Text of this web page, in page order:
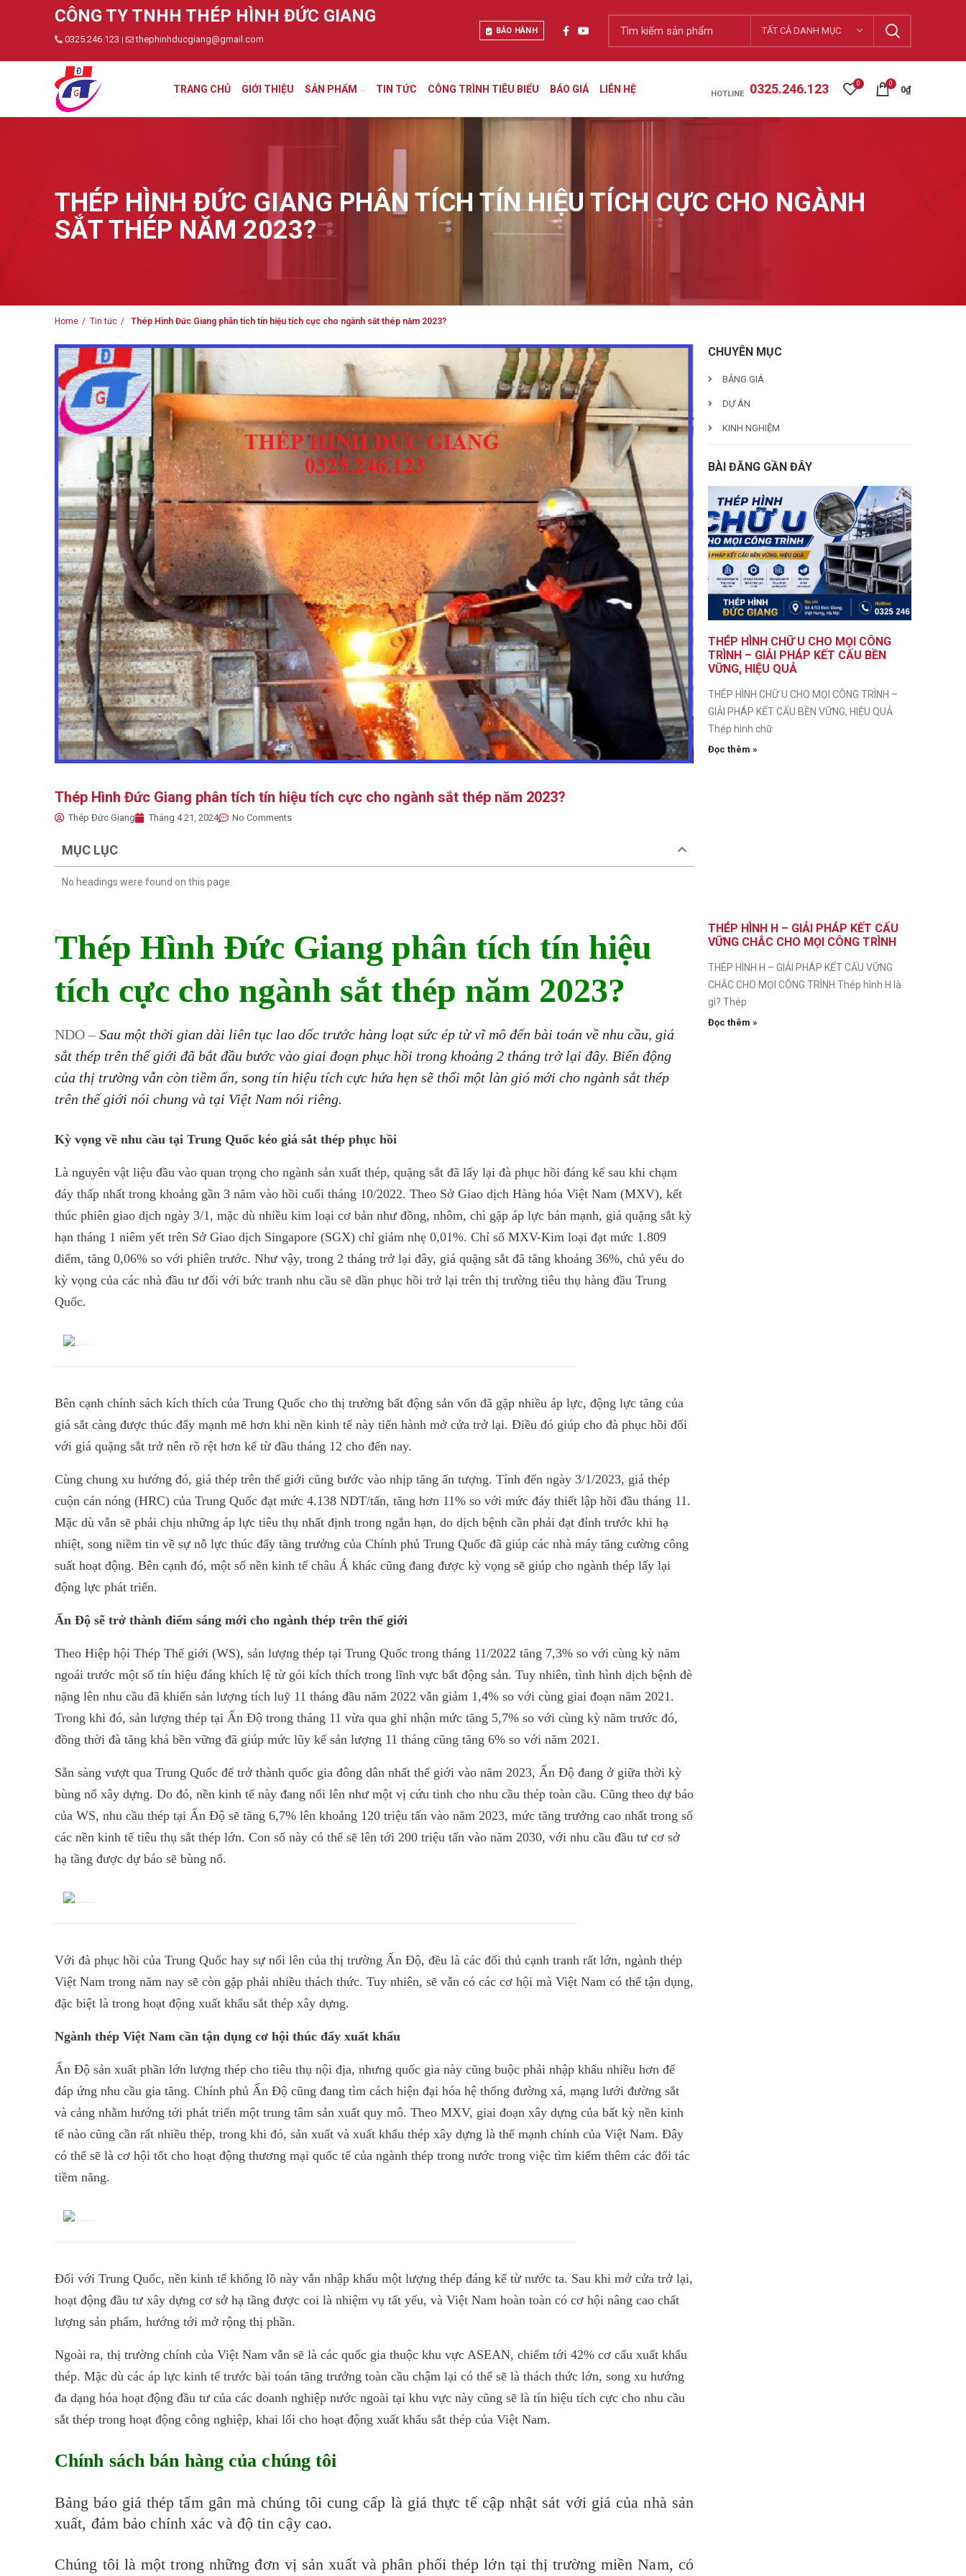
CÔNG TY TNHH THÉP HÌNH ĐỨC GIANG
0325.246.123 | thephinhducgiang@gmail.com
BẢO HÀNH TẤT CẢ DANH MỤC
TRANG CHỦ GIỚI THIỆU SẢN PHẨM TIN TỨC CÔNG TRÌNH TIÊU BIỂU BÁO GIÁ LIÊN HỆ HOTLINE 0325.246.123 0 0
0₫
THÉP HÌNH ĐỨC GIANG PHÂN TÍCH TÍN HIỆU TÍCH CỰC CHO NGÀNH
SẮT THÉP NĂM 2023?
Home Tin tức Thép Hình Đức Giang phân tích tín hiệu tích cực cho ngành sắt thép năm 2023?
Thép Hình Đức Giang phân tích tín hiệu tích cực cho ngành sắt thép năm 2023?
Thép Đức Giang Tháng 4 21, 2024 No Comments
MỤC LỤC
No headings were found on this page.
Thép Hình Đức Giang phân tích tín hiệu
tích cực cho ngành sắt thép năm 2023?
NDO – Sau một thời gian dài liên tục lao dốc trước hàng loạt sức ép từ vĩ mô đến bài toán về nhu cầu, giá
sắt thép trên thế giới đã bắt đầu bước vào giai đoạn phục hồi trong khoảng 2 tháng trở lại đây. Biến động
của thị trường vẫn còn tiềm ẩn, song tín hiệu tích cực hứa hẹn sẽ thổi một làn gió mới cho ngành sắt thép
trên thế giới nói chung và tại Việt Nam nói riêng.
Kỳ vọng về nhu cầu tại Trung Quốc kéo giá sắt thép phục hồi
Là nguyên vật liệu đầu vào quan trọng cho ngành sản xuất thép, quặng sắt đã lấy lại đà phục hồi đáng kể sau khi chạm
đáy thấp nhất trong khoảng gần 3 năm vào hồi cuối tháng 10/2022. Theo Sở Giao dịch Hàng hóa Việt Nam (MXV), kết
thúc phiên giao dịch ngày 3/1, mặc dù nhiều kim loại cơ bản như đồng, nhôm, chì gặp áp lực bán mạnh, giá quặng sắt kỳ
hạn tháng 1 niêm yết trên Sở Giao dịch Singapore (SGX) chỉ giảm nhẹ 0,01%. Chỉ số MXV-Kim loại đạt mức 1.809
điểm, tăng 0,06% so với phiên trước. Như vậy, trong 2 tháng trở lại đây, giá quặng sắt đã tăng khoảng 36%, chủ yếu do
kỳ vọng của các nhà đầu tư đối với bức tranh nhu cầu sẽ dần phục hồi trở lại trên thị trường tiêu thụ hàng đầu Trung
Quốc.
Bên cạnh chính sách kích thích của Trung Quốc cho thị trường bất động sản vốn đã gặp nhiều áp lực, động lực tăng của
giá sắt càng được thúc đẩy mạnh mẽ hơn khi nền kinh tế này tiến hành mở cửa trở lại. Điều đó giúp cho đà phục hồi đối
với giá quặng sắt trở nên rõ rệt hơn kể từ đầu tháng 12 cho đến nay.
Cùng chung xu hướng đó, giá thép trên thế giới cũng bước vào nhịp tăng ấn tượng. Tính đến ngày 3/1/2023, giá thép
cuộn cán nóng (HRC) của Trung Quốc đạt mức 4.138 NDT/tấn, tăng hơn 11% so với mức đáy thiết lập hồi đầu tháng 11.
Mặc dù vẫn sẽ phải chịu những áp lực tiêu thụ nhất định trong ngắn hạn, do dịch bệnh cần phải đạt đỉnh trước khi hạ
nhiệt, song niềm tin về sự nỗ lực thúc đẩy tăng trưởng của Chính phủ Trung Quốc đã giúp các nhà máy tăng cường công
suất hoạt động. Bên cạnh đó, một số nền kinh tế châu Á khác cũng đang được kỳ vọng sẽ giúp cho ngành thép lấy lại
động lực phát triển.
Ấn Độ sẽ trở thành điểm sáng mới cho ngành thép trên thế giới
Theo Hiệp hội Thép Thế giới (WS), sản lượng thép tại Trung Quốc trong tháng 11/2022 tăng 7,3% so với cùng kỳ năm
ngoái trước một số tín hiệu đáng khích lệ từ gói kích thích trong lĩnh vực bất động sản. Tuy nhiên, tình hình dịch bệnh đè
nặng lên nhu cầu đã khiến sản lượng tích luỹ 11 tháng đầu năm 2022 vẫn giảm 1,4% so với cùng giai đoạn năm 2021.
Trong khi đó, sản lượng thép tại Ấn Độ trong tháng 11 vừa qua ghi nhận mức tăng 5,7% so với cùng kỳ năm trước đó,
đồng thời đà tăng khá bền vững đã giúp mức lũy kế sản lượng 11 tháng cũng tăng 6% so với năm 2021.
Sẵn sàng vượt qua Trung Quốc để trở thành quốc gia đông dân nhất thế giới vào năm 2023, Ấn Độ đang ở giữa thời kỳ
bùng nổ xây dựng. Do đó, nền kinh tế này đang nổi lên như một vị cứu tinh cho nhu cầu thép toàn cầu. Cũng theo dự báo
của WS, nhu cầu thép tại Ấn Độ sẽ tăng 6,7% lên khoảng 120 triệu tấn vào năm 2023, mức tăng trưởng cao nhất trong số
các nền kinh tế tiêu thụ sắt thép lớn. Con số này có thể sẽ lên tới 200 triệu tấn vào năm 2030, với nhu cầu đầu tư cơ sở
hạ tầng được dự báo sẽ bùng nổ.
Với đà phục hồi của Trung Quốc hay sự nổi lên của thị trường Ấn Độ, đều là các đối thủ cạnh tranh rất lớn, ngành thép
Việt Nam trong năm nay sẽ còn gặp phải nhiều thách thức. Tuy nhiên, sẽ vẫn có các cơ hội mà Việt Nam có thể tận dụng,
đặc biệt là trong hoạt động xuất khẩu sắt thép xây dựng.
Ngành thép Việt Nam cần tận dụng cơ hội thúc đẩy xuất khẩu
Ấn Độ sản xuất phần lớn lượng thép cho tiêu thụ nội địa, nhưng quốc gia này cũng buộc phải nhập khẩu nhiều hơn để
đáp ứng nhu cầu gia tăng. Chính phủ Ấn Độ cũng đang tìm cách hiện đại hóa hệ thống đường xá, mạng lưới đường sắt
và cảng nhằm hướng tới phát triển một trung tâm sản xuất quy mô. Theo MXV, giai đoạn xây dựng của bất kỳ nền kinh
tế nào cũng cần rất nhiều thép, trong khi đó, sản xuất và xuất khẩu thép xây dựng là thế mạnh chính của Việt Nam. Đây
có thể sẽ là cơ hội tốt cho hoạt động thương mại quốc tế của ngành thép trong nước trong việc tìm kiếm thêm các đối tác
tiềm năng.
Đối với Trung Quốc, nền kinh tế khổng lồ này vẫn nhập khẩu một lượng thép đáng kể từ nước ta. Sau khi mở cửa trở lại,
hoạt động đầu tư xây dựng cơ sở hạ tầng được coi là nhiệm vụ tất yếu, và Việt Nam hoàn toàn có cơ hội nâng cao chất
lượng sản phẩm, hướng tới mở rộng thị phần.
Ngoài ra, thị trường chính của Việt Nam vẫn sẽ là các quốc gia thuộc khu vực ASEAN, chiếm tới 42% cơ cấu xuất khẩu
thép. Mặc dù các áp lực kinh tế trước bài toán tăng trưởng toàn cầu chậm lại có thể sẽ là thách thức lớn, song xu hướng
đa dạng hóa hoạt động đầu tư của các doanh nghiệp nước ngoài tại khu vực này cũng sẽ là tín hiệu tích cực cho nhu cầu
sắt thép trong hoạt động công nghiệp, khai lối cho hoạt động xuất khẩu sắt thép của Việt Nam.
Chính sách bán hàng của chúng tôi
Bảng báo giá thép tấm gân mà chúng tôi cung cấp là giá thực tế cập nhật sát với giá của nhà sản
xuất, đảm bảo chính xác và độ tin cậy cao.
Chúng tôi là một trong những đơn vị sản xuất và phân phối thép lớn tại thị trường miền Nam, có
CHUYÊN MỤC
BẢNG GIÁ
DỰ ÁN
KINH NGHIỆM
BÀI ĐĂNG GẦN ĐÂY
THÉP HÌNH CHỮ U CHO MỌI CÔNG
TRÌNH – GIẢI PHÁP KẾT CẤU BỀN
VỮNG, HIỆU QUẢ
THÉP HÌNH CHỮ U CHO MỌI CÔNG TRÌNH –
GIẢI PHÁP KẾT CẤU BỀN VỮNG, HIỆU QUẢ
Thép hình chữ
Đọc thêm »
THÉP HÌNH H – GIẢI PHÁP KẾT CẤU
VỮNG CHẮC CHO MỌI CÔNG TRÌNH
THÉP HÌNH H – GIẢI PHÁP KẾT CẤU VỮNG
CHẮC CHO MỌI CÔNG TRÌNH Thép hình H là
gì? Thép
Đọc thêm »